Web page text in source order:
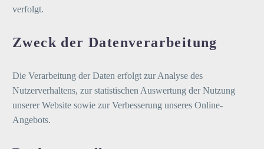
verfolgt.
Zweck der Datenverarbeitung
Die Verarbeitung der Daten erfolgt zur Analyse des
Nutzerverhaltens, zur statistischen Auswertung der Nutzung
unserer Website sowie zur Verbesserung unseres Online-
Angebots.